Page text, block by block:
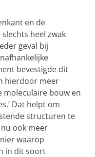
en de
heel zwak
geval bij
bevestigde dit
hierdoor meer
moleculaire bouw en
Dat helpt om
structuren te
ook meer
waarop
in dit soort